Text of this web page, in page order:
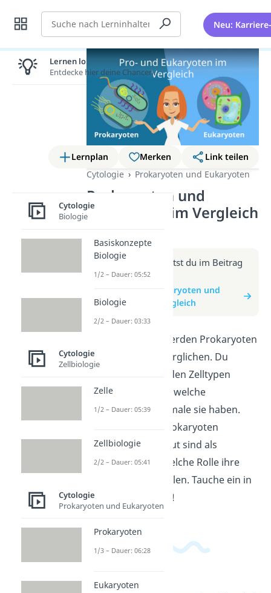
Suche Neu:
Lernplan Merken
Link teilen
Cytologie
Prokaryoten und Eukaryoten
Prokaryoten und
Eukaryoten im Vergleich
Weitere Infos erhältst du im Beitrag
zum Video
zum Beitrag: Prokaryoten und
Eukaryoten im Vergleich
In diesem Video werden Prokaryoten
und Eukaryoten verglichen. Du
lernst, was die beiden Zelltypen
unterscheidet und welche
besonderen Merkmale sie haben.
Erfahre, warum Prokaryoten
einfacher aufgebaut sind als
Eukaryoten und welche Rolle ihre
Zellstrukturen spielen. Tauche ein in
die Welt der Zellen!
Lernen lohnt sich!
Entdecke hier deine Chancen.
Cytologie
Biologie
Basiskonzepte
Biologie
1/2 – Dauer: 05:52
Biologie
2/2 – Dauer: 03:33
Cytologie
Zellbiologie
Zelle
1/2 – Dauer: 05:39
Zellbiologie
2/2 – Dauer: 05:41
Cytologie
Prokaryoten und Eukaryoten
Prokaryoten
1/3 – Dauer: 06:28
Eukaryoten